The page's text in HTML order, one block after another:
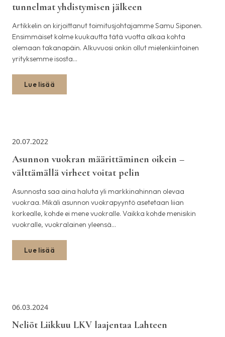
tunnelmat yhdistymisen jälkeen
Artikkelin on kirjoittanut toimitusjohtajamme Samu Siponen.
Ensimmäiset kolme kuukautta tätä vuotta alkaa kohta
olemaan takanapäin. Alkuvuosi onkin ollut mielenkiintoinen
yrityksemme isosta…
Lue lisää
20.07.2022
Asunnon vuokran määrittäminen oikein –
välttämällä virheet voitat pelin
Asunnosta saa aina haluta yli markkinahinnan olevaa
vuokraa. Mikäli asunnon vuokrapyyntö asetetaan liian
korkealle, kohde ei mene vuokralle. Vaikka kohde menisikin
vuokralle, vuokralainen yleensä…
Lue lisää
06.03.2024
Neliöt Liikkuu LKV laajentaa Lahteen